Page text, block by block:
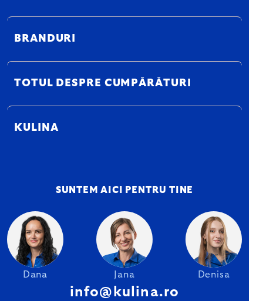
BRANDURI
TOTUL DESPRE CUMPĂRĂTURI
KULINA
SUNTEM AICI PENTRU TINE
Dana Jana Denisa
info@kulina.ro